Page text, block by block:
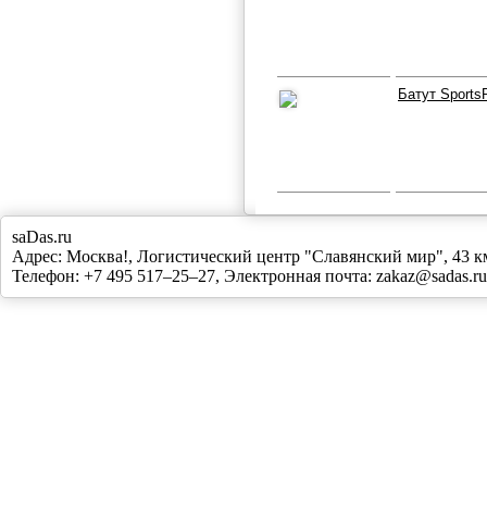
Батут
saDas.ru
Адрес: Москва!, Логистический центр "Славянский мир",
Телефон: +7 495 517–25–27, Электронная почта: zakaz@sadas.ru